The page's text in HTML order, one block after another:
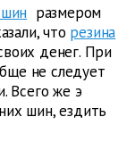
размером
что резина
денег. При
не следует
Всего же э
шин, ездить